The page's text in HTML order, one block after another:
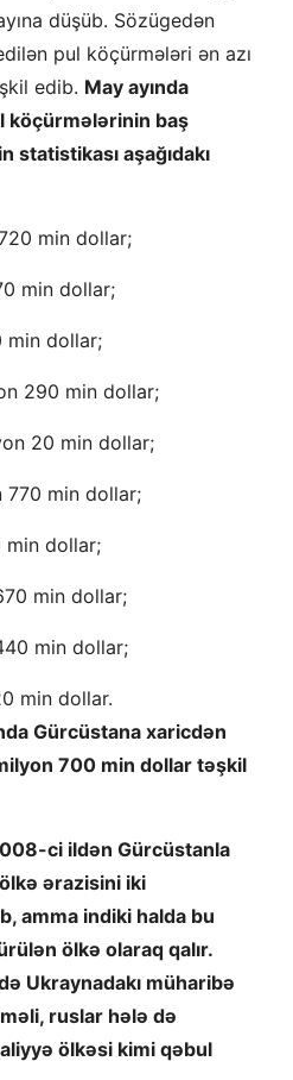
düşüb. Sözügedən
pul köçürmələri ən azı
edib. May ayında
köçürmələrinin baş
statistikası aşağıdakı
min dollar;
min dollar;
min dollar;
290 min dollar;
20 min dollar;
770 min dollar;
min dollar;
min dollar;
min dollar;
min dollar.
Gürcüstana xaricdən
700 min dollar təşkil
ci ildən Gürcüstanla
ərazisini iki
amma indiki halda bu
ölkə olaraq qalır.
Ukraynadakı müharibə
ruslar hələ də
ölkəsi kimi qəbul